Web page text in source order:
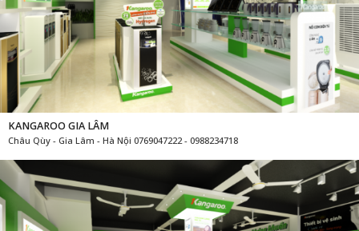
KANGAROO GIA LÂM
Châu Qùy - Gia Lâm - Hà Nội 0769047222 - 0988234718